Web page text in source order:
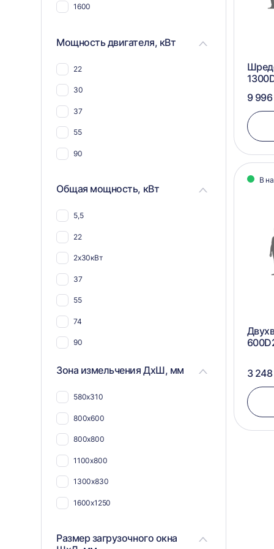
компоста
Для овощей и фруктов
Для труб
Для стеклоарматуры
Для реагентов
1600
Мощность двигателя, кВт
22
30
37
55
90
Общая мощность, кВт
5,5
22
2х30кВт
37
55
74
90
Зона измельчения ДхШ, мм
580х310
800х600
800х800
1100х800
1300х830
1600х1250
Размер загрузочного окна
9
В
3